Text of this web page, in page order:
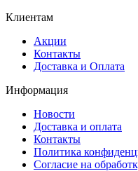
Клиентам
Акции
Контакты
Доставка и Оплата
Информация
Новости
Доставка и оплата
Контакты
Политика
Согласие на